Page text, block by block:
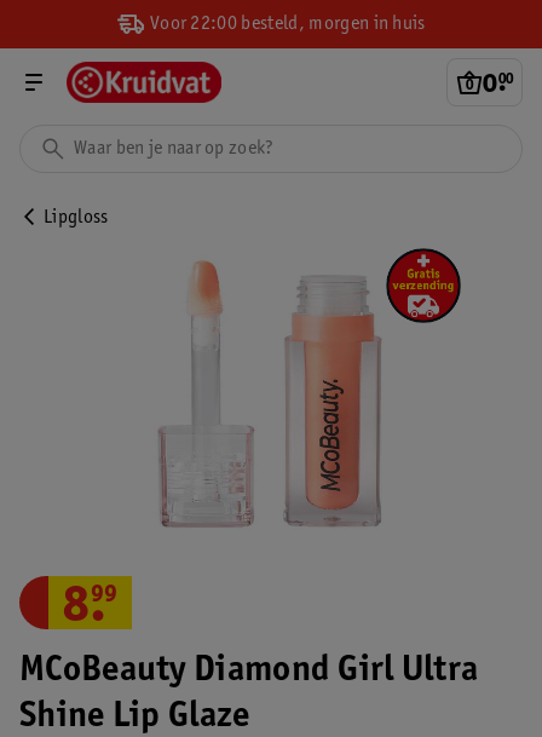
Voor 22:00 besteld, morgen in huis
0.
00
Lipgloss
MCoBeauty Diamond Girl Ultra
Shine Lip Glaze
8.
99